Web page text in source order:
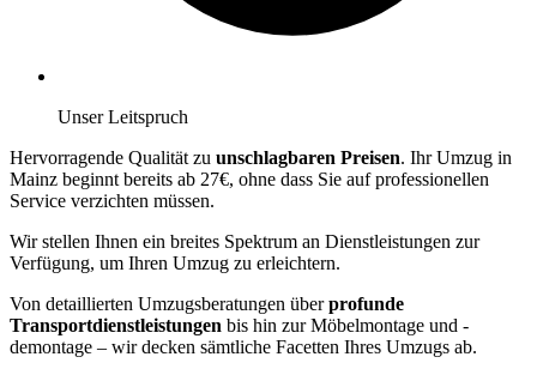
Unser Leitspruch
Hervorragende Qualität zu unschlagbaren Preisen. Ihr Umzug in
Mainz beginnt bereits ab 27€, ohne dass Sie auf professionellen
Service verzichten müssen.
Wir stellen Ihnen ein breites Spektrum an Dienstleistungen zur
Verfügung, um Ihren Umzug zu erleichtern.
Von detaillierten Umzugsberatungen überprofunde
Transportdienstleistungen bis hin zur Möbelmontage und -
demontage – wir decken sämtliche Facetten Ihres Umzugs ab.